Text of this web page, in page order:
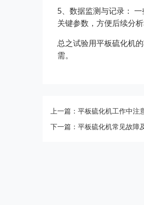
5、数据监测与记录：
关键参数，方便后续分析
总之试验用平板硫化机
需。
上一篇：平板硫化机工作中注
下一篇：平板硫化机常见故障